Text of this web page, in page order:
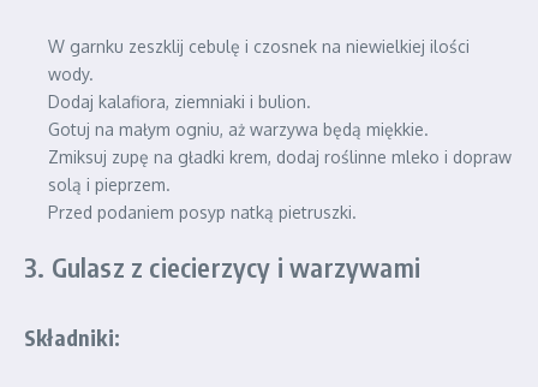
W garnku zeszklij cebulę i czosnek na niewielkiej ilości
wody.
Dodaj kalafiora, ziemniaki i bulion.
Gotuj na małym ogniu, aż warzywa będą miękkie.
Zmiksuj zupę na gładki krem, dodaj roślinne mleko i dopraw
solą i pieprzem.
Przed podaniem posyp natką pietruszki.
3. Gulasz z ciecierzycy i warzywami
Składniki: